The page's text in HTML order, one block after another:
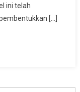
BAGI
ini telah
[…]